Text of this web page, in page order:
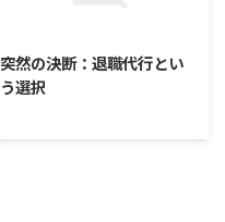
突然の決断：退職代行とい
う選択